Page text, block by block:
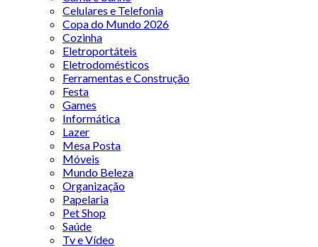
Celulares e Telefonia
Copa do Mundo 2026
Cozinha
Eletroportáteis
Eletrodomésticos
Ferramentas e Construção
Festa
Games
Informática
Lazer
Mesa Posta
Móveis
Mundo Beleza
Organização
Papelaria
Pet Shop
Saúde
Tv e Vídeo